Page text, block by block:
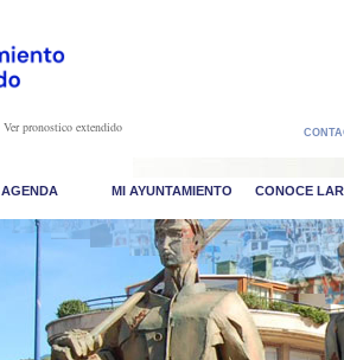
Ver pronostico extendido
AGENDA MI AYUNTAMIENTO CONOCE